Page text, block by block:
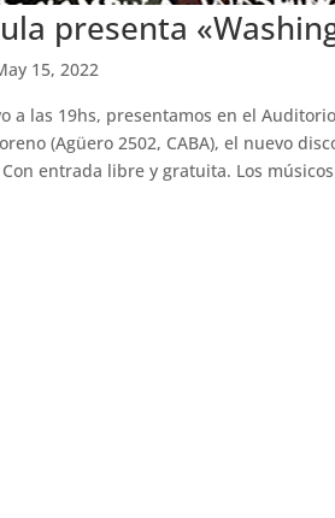
presenta
15, 2022
a las 19hs, presentamos en el
(Agüero 2502, CABA), el nuevo
Con entrada libre y gratuita. Los